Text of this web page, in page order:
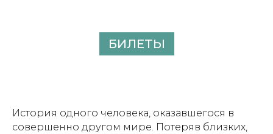
БИЛЕТЫ
История одного человека, оказавшегося в
совершенно другом мире. Потеряв близких,